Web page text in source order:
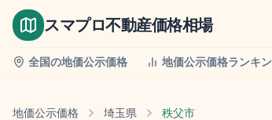
スマプロ不動産価格相場
全国の地価公示価格 地価公示価格ランキ
地価公示価格 埼玉県 秩父市